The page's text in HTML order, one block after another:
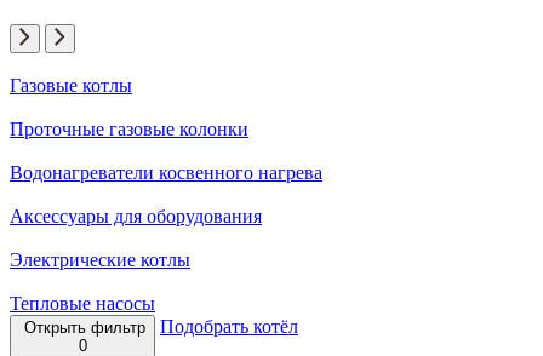
Газовые котлы
Проточные газовые колонки
Водонагреватели косвенного нагрева
Аксессуары для оборудования
Электрические котлы
Тепловые насосы
Открыть фильтр
0
Подобрать котёл